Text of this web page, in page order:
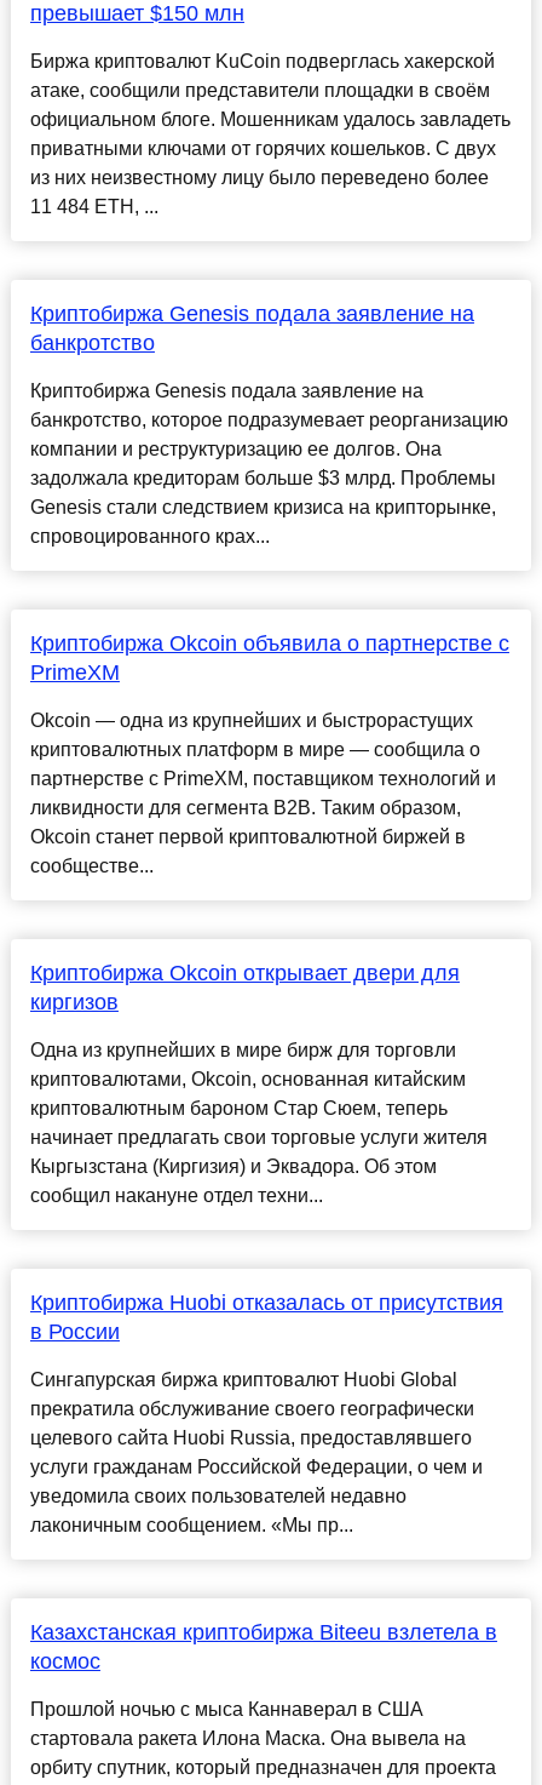
превышает $150 млн
Биржа криптовалют KuCoin подверглась хакерской
атаке, сообщили представители площадки в своём
официальном блоге. Мошенникам удалось завладеть
приватными ключами от горячих кошельков. С двух
из них неизвестному лицу было переведено более
11 484 ETH, ...
Криптобиржа Genesis подала заявление на
банкротство
Криптобиржа Genesis подала заявление на
банкротство, которое подразумевает реорганизацию
компании и реструктуризацию ее долгов. Она
задолжала кредиторам больше $3 млрд. Проблемы
Genesis стали следствием кризиса на крипторынке,
спровоцированного крах...
Криптобиржа Okcoin объявила о партнерстве с
PrimeXM
Okcoin — одна из крупнейших и быстрорастущих
криптовалютных платформ в мире — сообщила о
партнерстве с PrimeXM, поставщиком технологий и
ликвидности для сегмента В2В. Таким образом,
Okcoin станет первой криптовалютной биржей в
сообществе...
Криптобиржа Okcoin открывает двери для
киргизов
Одна из крупнейших в мире бирж для торговли
криптовалютами, Okcoin, основанная китайским
криптовалютным бароном Стар Сюем, теперь
начинает предлагать свои торговые услуги жителя
Кыргызстана (Киргизия) и Эквадора. Об этом
сообщил накануне отдел техни...
Криптобиржа Huobi отказалась от присутствия
в России
Сингапурская биржа криптовалют Huobi Global
прекратила обслуживание своего географически
целевого сайта Huobi Russia, предоставлявшего
услуги гражданам Российской Федерации, о чем и
уведомила своих пользователей недавно
лаконичным сообщением. «Мы пр...
Казахстанская криптобиржа Biteeu взлетела в
космос
Прошлой ночью с мыса Каннаверал в США
стартовала ракета Илона Маска. Она вывела на
орбиту спутник, который предназначен для проекта